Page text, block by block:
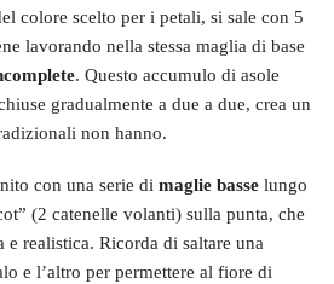
colore scelto per i petali, si sale con 5
lavorando nella stessa maglia di base
. Questo accumulo di asole
gradualmente a due a due, crea un
non hanno.
con una serie di maglie basse lungo
(2 catenelle volanti) sulla punta, che
e realistica. Ricorda di saltare una
e l’altro per permettere al fiore di